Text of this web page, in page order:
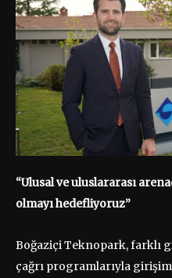
“Ulusal ve uluslararası
olmayı hedefliyoruz”
Boğaziçi Teknopark, farklı
çağrı programlarıyla